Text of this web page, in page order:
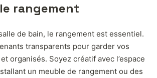
rangement
de bain, le rangement est essentiel.
transparents pour garder vos
organisés. Soyez créatif avec l’espace
un meuble de rangement ou des